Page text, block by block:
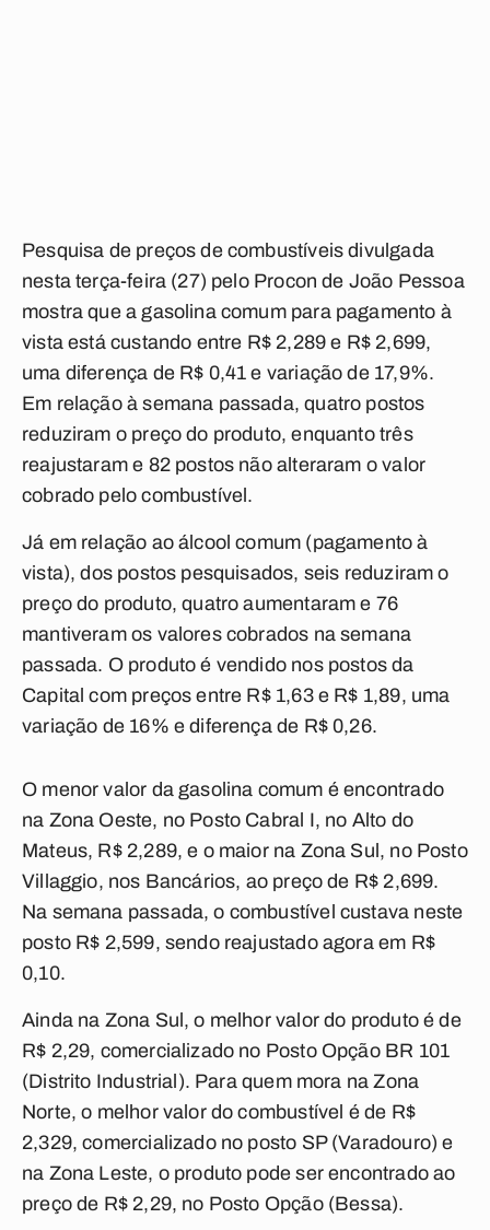
Pesquisa de preços de combustíveis divulgada
nesta terça-feira (27) pelo Procon de João Pessoa
mostra que a gasolina comum para pagamento à
vista está custando entre R$ 2,289 e R$ 2,699,
uma diferença de R$ 0,41 e variação de 17,9%.
Em relação à semana passada, quatro postos
reduziram o preço do produto, enquanto três
reajustaram e 82 postos não alteraram o valor
cobrado pelo combustível.
Já em relação ao álcool comum (pagamento à
vista), dos postos pesquisados, seis reduziram o
preço do produto, quatro aumentaram e 76
mantiveram os valores cobrados na semana
passada. O produto é vendido nos postos da
Capital com preços entre R$ 1,63 e R$ 1,89, uma
variação de 16% e diferença de R$ 0,26.
O menor valor da gasolina comum é encontrado
na Zona Oeste, no Posto Cabral I, no Alto do
Mateus, R$ 2,289, e o maior na Zona Sul, no Posto
Villaggio, nos Bancários, ao preço de R$ 2,699.
Na semana passada, o combustível custava neste
posto R$ 2,599, sendo reajustado agora em R$
0,10.
Ainda na Zona Sul, o melhor valor do produto é de
R$ 2,29, comercializado no Posto Opção BR 101
(Distrito Industrial). Para quem mora na Zona
Norte, o melhor valor do combustível é de R$
2,329, comercializado no posto SP (Varadouro) e
na Zona Leste, o produto pode ser encontrado ao
preço de R$ 2,29, no Posto Opção (Bessa).